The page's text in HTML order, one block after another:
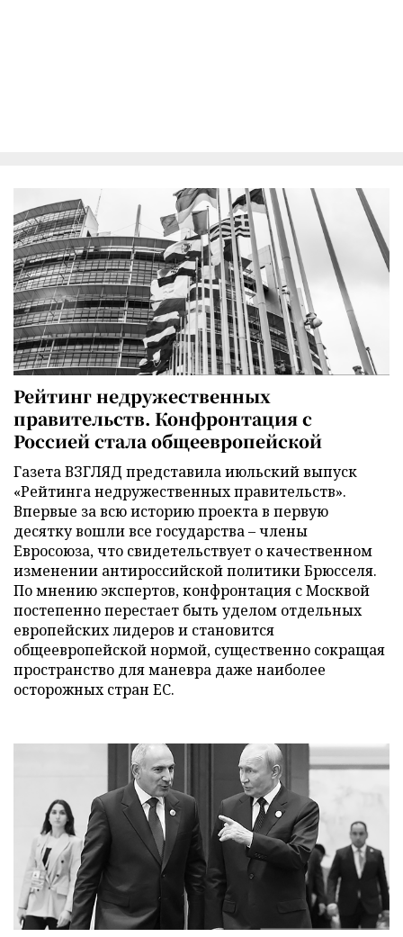
Рейтинг недружественных
правительств. Конфронтация с
Россией стала общеевропейской
Газета ВЗГЛЯД представила июльский выпуск
«Рейтинга недружественных правительств».
Впервые за всю историю проекта в первую
десятку вошли все государства – члены
Евросоюза, что свидетельствует о качественном
изменении антироссийской политики Брюсселя.
По мнению экспертов, конфронтация с Москвой
постепенно перестает быть уделом отдельных
европейских лидеров и становится
общеевропейской нормой, существенно сокращая
пространство для маневра даже наиболее
осторожных стран ЕС.